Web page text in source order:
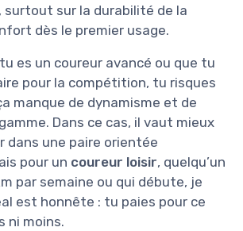
sur la durabilité de la
dès le premier usage.
es un coureur avancé ou que tu
pour la compétition, tu risques
manque de dynamisme et de
Dans ce cas, il vaut mieux
dans une paire orientée
pour un coureur loisir, quelqu’un
par semaine ou qui débute, je
est honnête : tu paies pour ce
ni moins.